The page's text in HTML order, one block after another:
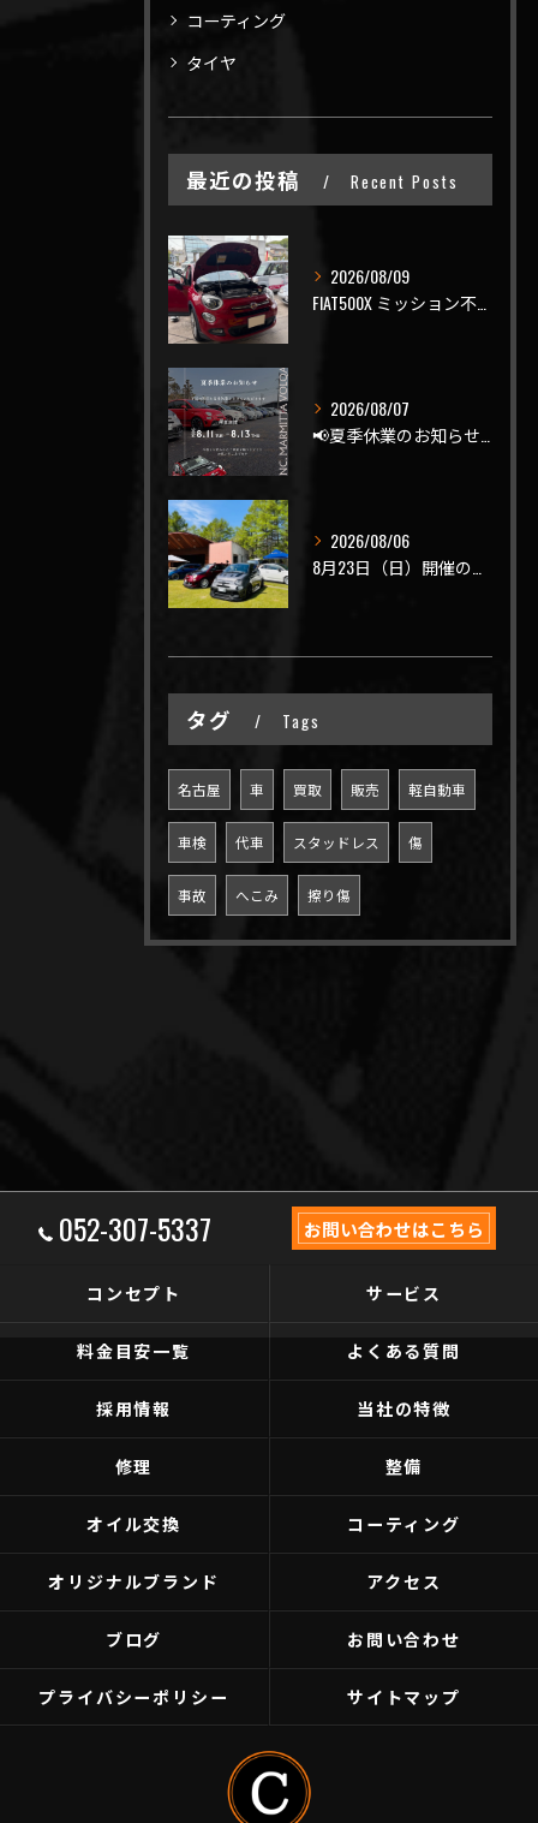
コーティング
タイヤ
最近の投稿 Recent Posts
2026/08/09
2026/08/07
2026/08/06
タグ Tags
名古屋 車 買取 販売 軽自動車
車検 代車 スタッドレス 傷
事故 へこみ 擦り傷
052-307-5337 お問い合わせはこちら
コンセプト サービス
料金目安一覧 よくある質問
採用情報 当社の特徴
修理 整備
オイル交換 コーティング
オリジナルブランド アクセス
ブログ お問い合わせ
プライバシーポリシー サイトマップ